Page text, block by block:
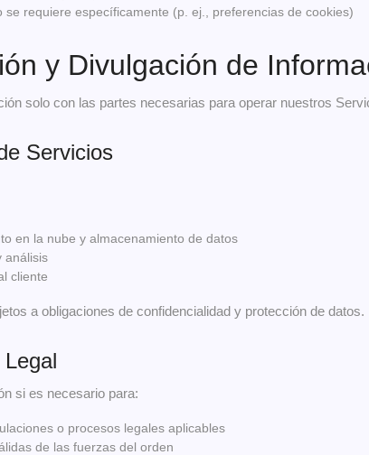
requiere específicamente (p. ej., preferencias de cookies)
y Divulgación de
solo con las partes necesarias para operar nuestros
Servicios
en la nube y almacenamiento de datos
análisis
cliente
a obligaciones de confidencialidad y protección de datos.
si es necesario para:
o procesos legales aplicables
de las fuerzas del orden